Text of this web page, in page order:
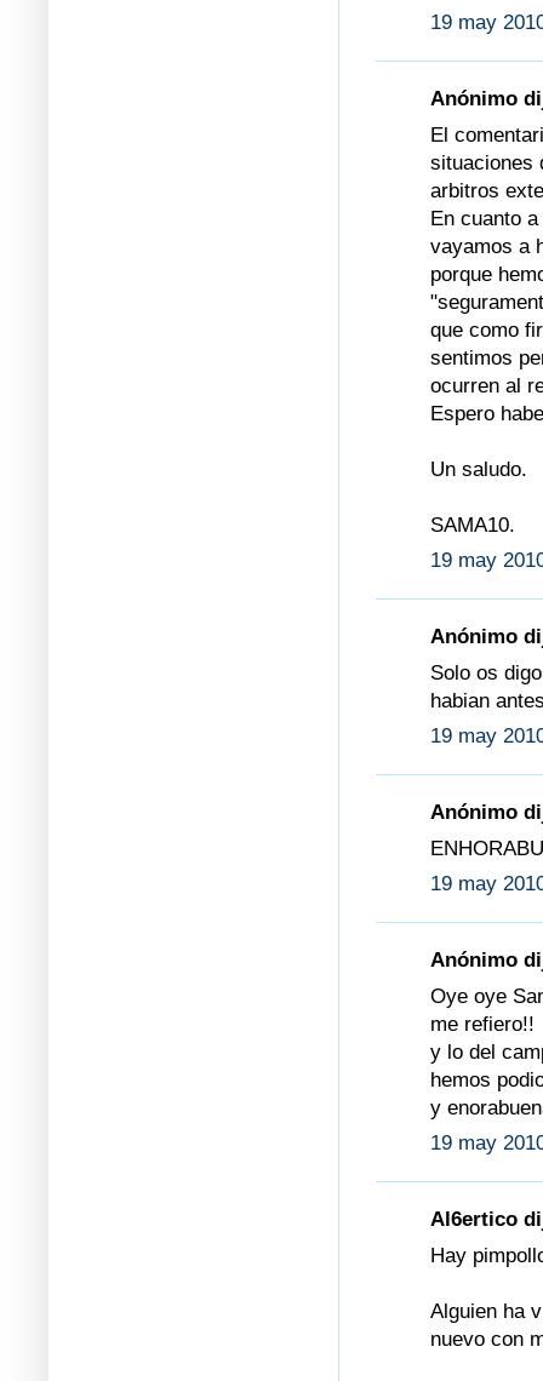
19 may
Anónimo
El
situaciones
arbitros
En cuanto
vayamos a
porque
que como
sentimos
ocurren al
Espero
Un saludo.
SAMA10.
19 may
Anónimo
Solo os
habian
19 may
Anónimo
19 may
Anónimo
Oye oye
me refiero!!
y lo del
hemos
y
19 may
Al6ertico
Hay
Alguien ha
nuevo con